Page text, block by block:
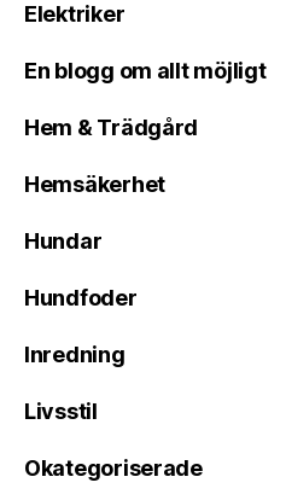
Elektriker
En blogg om allt möjligt
Hem & Trädgård
Hemsäkerhet
Hundar
Hundfoder
Inredning
Livsstil
Okategoriserade